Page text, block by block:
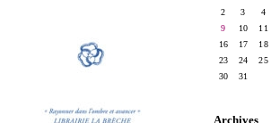
2
3 4
9
10 11
16
17 18
23
24 25
30
31
Archives